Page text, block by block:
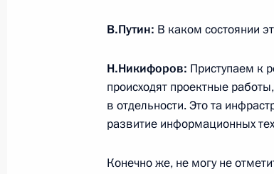
саммита
28 сентября 2014 года, 10:00
27 сентября 2014 года,
Приветствие участникам
В.Путин: В каком состоянии
Н.Никифоров: Приступаем к
происходят проектные
в отдельности. Это та
развитие информационных
Конечно же, не могу не